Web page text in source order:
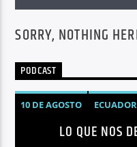
Radio hola
SORRY, NOTHING
PODCAST
10 DE AGOSTO ECUADOR
LO QUE NOS